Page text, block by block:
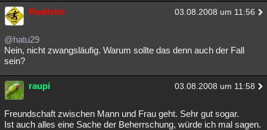
Übersichten
Besucht
Lesenswert Schlüsselwörter
Realistin 03.08.2008 um 11:56
@hatu29
Nein, nicht zwangsläufig. Warum sollte das denn auch der Fall
sein?
raupi 03.08.2008 um 11:58
Freundschaft zwischen Mann und Frau geht. Sehr gut sogar.
Ist auch alles eine Sache der Beherrschung, würde ich mal sagen.